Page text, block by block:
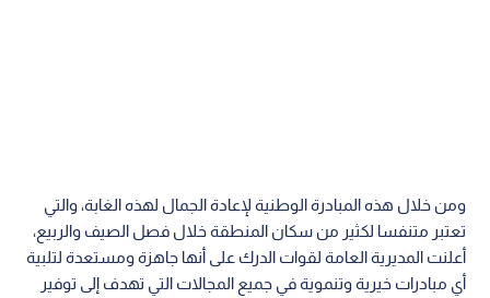
ومن خلال هذه المبادرة الوطنية لإعادة الجمال لهذه الغابة، والتي
تعتبر متنفسا لكثير من سكان المنطقة خلال فصل الصيف والربيع،
أعلنت المديرية العامة لقوات الدرك على أنها جاهزة ومستعدة لتلبية
أي مبادرات خيرية وتنموية في جميع المجالات التي تهدف إلى توفير